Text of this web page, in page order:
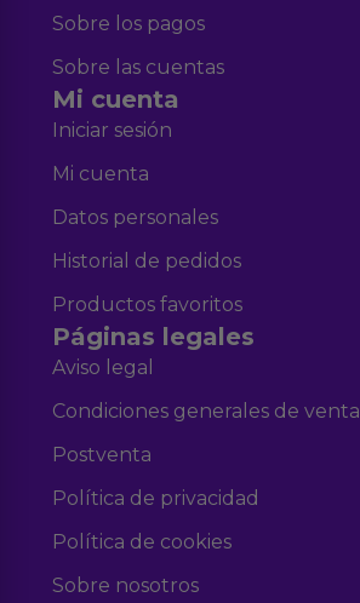
Sobre los pagos
Sobre las cuentas
Mi cuenta
Iniciar sesión
Mi cuenta
Datos personales
Historial de pedidos
Productos favoritos
Páginas legales
Aviso legal
Condiciones generales de venta
Postventa
Política de privacidad
Política de cookies
Sobre nosotros